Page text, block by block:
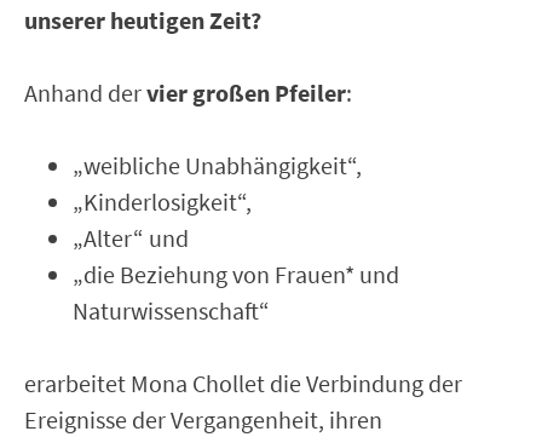
unserer heutigen Zeit?
Anhand dervier großen Pfeiler:
„weibliche Unabhängigkeit“,
„Kinderlosigkeit“,
„Alter“ und
„die Beziehung von Frauen* und
Naturwissenschaft“
erarbeitet Mona Chollet die Verbindung der
Ereignisse der Vergangenheit, ihren